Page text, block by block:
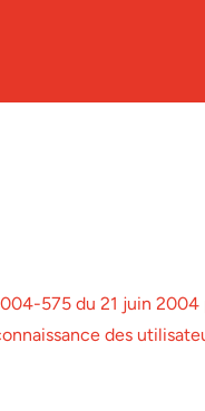
575 du 21 juin 2004
des